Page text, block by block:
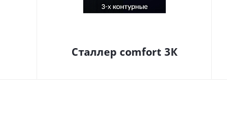
Сталлер comfort 3К